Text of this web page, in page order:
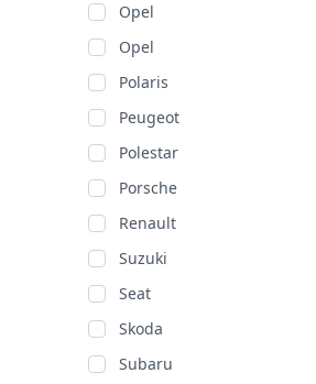
Opel
Opel
Polaris
Peugeot
Polestar
Porsche
Renault
Suzuki
Seat
Skoda
Subaru